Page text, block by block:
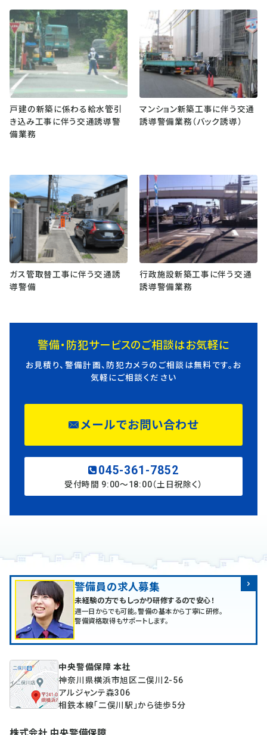
戸建の新築に係わる給水管引
き込み工事に伴う交通誘導警
備業務
マンション新築工事に伴う交通
誘導警備業務（バック誘導）
ガス管取替工事に伴う交通誘
導警備
行政施設新築工事に伴う交通
誘導警備業務
警備・防犯サービスのご相談はお気軽に
お見積り、警備計画、防犯カメラのご相談は無料です。お
気軽にご相談ください
メールでお問い合わせ
045-361-7852
受付時間 9:00〜18:00（土日祝除く）
警備員の求人募集
未経験の方でもしっかり研修するので安心！
週一日からでも可能。警備の基本から丁寧に研修。
警備資格取得もサポートします。
中央警備保障 本社
神奈川県横浜市旭区二俣川2-56
アルジャンテ森306
相鉄本線「二俣川駅」から徒歩5分